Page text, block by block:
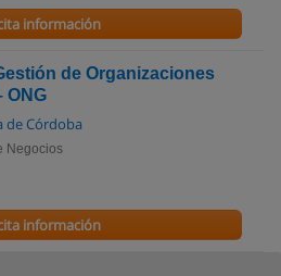
información
de Organizaciones
ONG
de Córdoba
Negocios
información